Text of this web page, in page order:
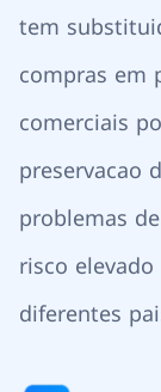
tem
compras em
comerciais
preservacao
problemas
risco
diferentes